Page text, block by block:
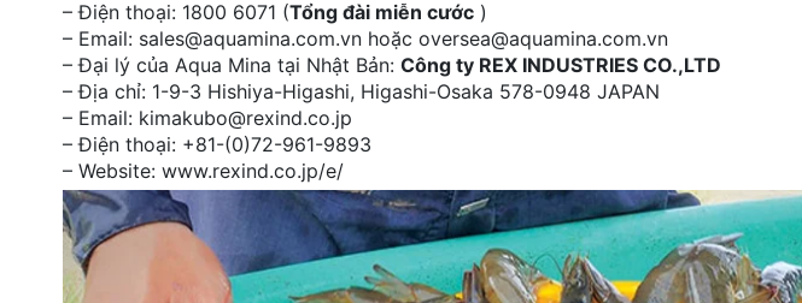
– Điện thoại: 1800 6071 (Tổng đài miễn cước )
– Email: sales@aquamina.com.vn hoặc oversea@aquamina.com.vn
– Đại lý của Aqua Mina tại Nhật Bản: Công ty REX INDUSTRIES CO.,LTD
– Địa chỉ: 1-9-3 Hishiya-Higashi, Higashi-Osaka 578-0948 JAPAN
– Email: kimakubo@rexind.co.jp
– Điện thoại: +81-(0)72-961-9893
– Website: www.rexind.co.jp/e/